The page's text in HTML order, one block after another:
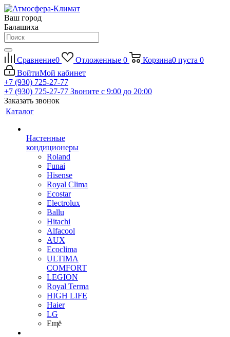
Ваш город
Балашиха
Сравнение0 Отложенные 0 Корзина0 пуста 0
ВойтиМой кабинет
+7 (930) 725-27-77
+7 (930) 725-27-77 Звоните с 9:00 до 20:00
Заказать звонок
Каталог
Настенные
кондиционеры
Roland
Funai
Hisense
Royal Clima
Ecostar
Electrolux
Ballu
Hitachi
Alfacool
AUX
Ecoclima
ULTIMA
COMFORT
LEGION
Royal Terma
HIGH LIFE
Haier
LG
Ещё